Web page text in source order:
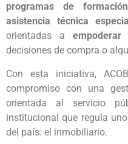
programas de
asistencia técnica
orientadas a
decisiones de compra o
Con esta iniciativa,
compromiso con una
orientada al servicio
institucional que regula
del país: el inmobiliario.